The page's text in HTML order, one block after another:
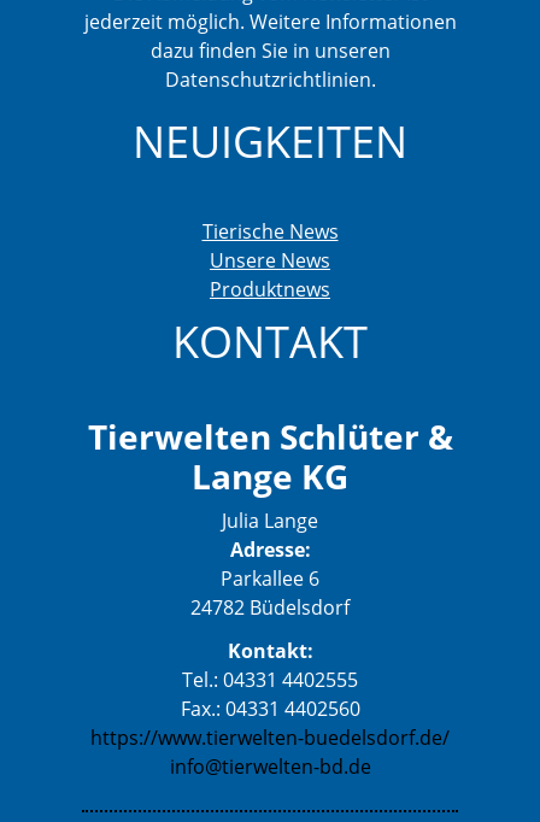
jederzeit möglich. Weitere Informationen
dazu finden Sie in unseren
Datenschutzrichtlinien.
NEUIGKEITEN
Tierische News
Unsere News
Produktnews
KONTAKT
Tierwelten Schlüter &
Lange KG
Julia Lange
Adresse:
Parkallee 6
24782 Büdelsdorf
Kontakt:
Tel.: 04331 4402555
Fax.: 04331 4402560
https://www.tierwelten-buedelsdorf.de/
info@tierwelten-bd.de